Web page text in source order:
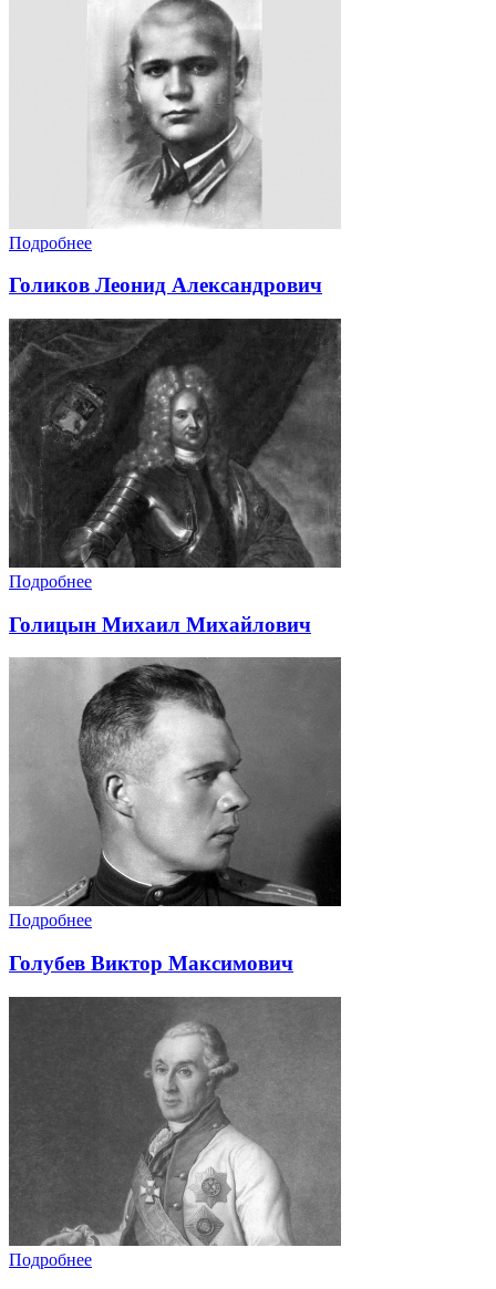
Подробнее
Голиков Леонид Александрович
Подробнее
Голицын Михаил Михайлович
Подробнее
Голубев Виктор Максимович
Подробнее